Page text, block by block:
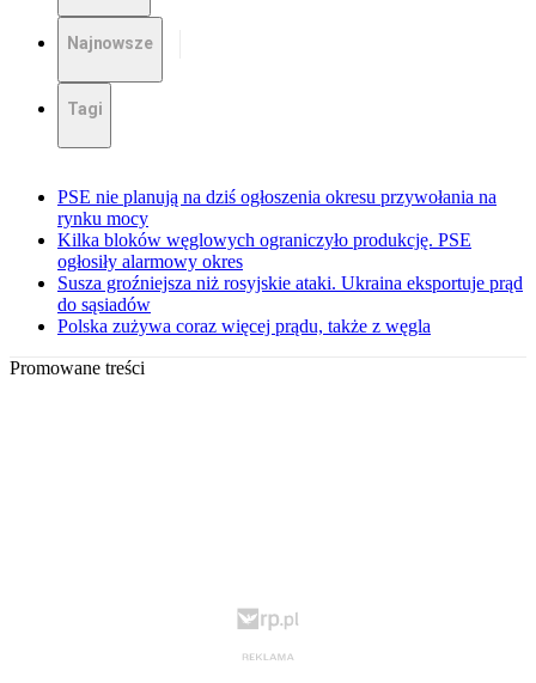
Najnowsze
Tagi
PSE nie planują na dziś ogłoszenia okresu przywołania na
rynku mocy
Kilka bloków węglowych ograniczyło produkcję. PSE
ogłosiły alarmowy okres
Susza groźniejsza niż rosyjskie ataki. Ukraina eksportuje prąd
do sąsiadów
Polska zużywa coraz więcej prądu, także z węgla
Promowane treści